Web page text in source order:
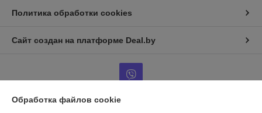
Политика обработки cookies
Сайт создан на платформе Deal.by
Обработка файлов cookie